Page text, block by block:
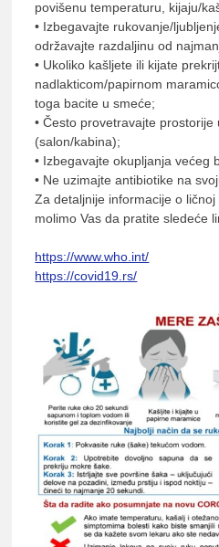
povišenu temperaturu, kijaju/
• Izbegavajte rukovanje/
održavajte razdaljinu od
• Ukoliko kašljete ili kijate
nadlakticom/papirnom
toga bacite u smeće;
• Često provetravajte prostorije
(salon/kabina);
• Izbegavajte okupljanja većeg
• Ne uzimajte antibiotike na
Za detaljnije informacije o
molimo Vas da pratite sledeće
https://www.who.int/
https://covid19.rs/